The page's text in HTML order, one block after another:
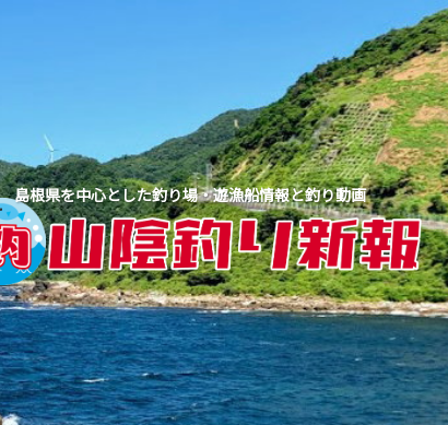
島根県を中心とした釣り場・遊漁船情報と釣り動画